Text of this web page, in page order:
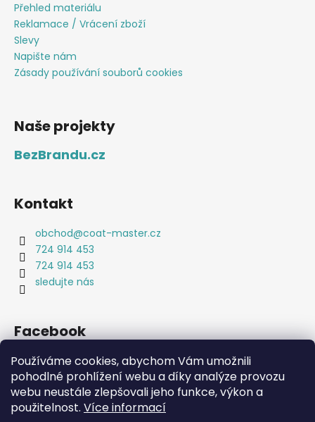
Používáme cookies, abychom Vám umožnili
pohodlné prohlížení webu a díky analýze provozu
webu neustále zlepšovali jeho funkce, výkon a
použitelnost. Více informací
Přehled materiálu
Reklamace / Vrácení zboží
Slevy
Napište nám
Zásady používání souborů cookies
Naše projekty
BezBrandu.cz
Kontakt
obchod@coat-master.cz
724 914 453
724 914 453
sledujte nás
Facebook
Coat-Master.cz Doplňky ve 100% kvalitě za 10% ceny